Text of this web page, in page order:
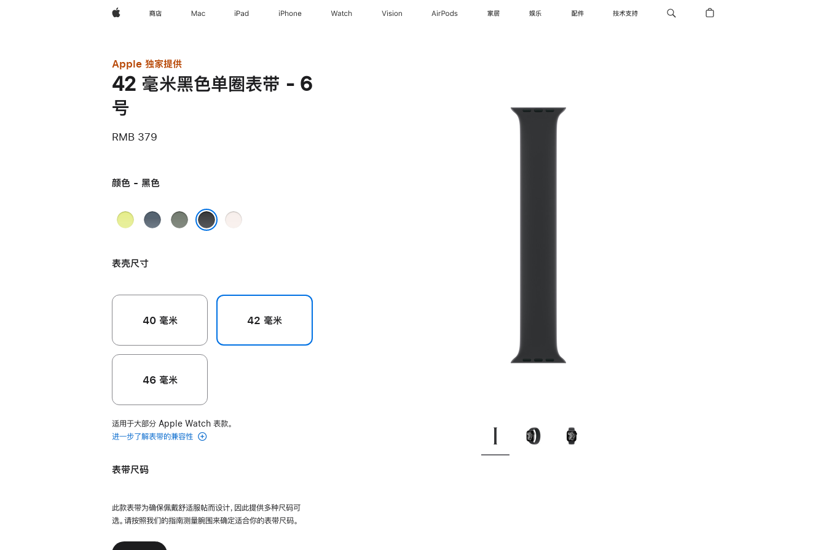
Apple 商店 Mac iPad iPhone Watch Vision AirPods 家居 娱乐 配件 技术支持
Apple 独家提供
42 毫米黑色单圈表带 - 6
号
RMB 379
颜色 - 黑色
霓
色
铁
色
灰
淡
表壳尺寸
40 毫米 42 毫米
46 毫米
适用于大部分 Apple Watch 表款。
进一步了解表带的兼容性
表带尺码
此款表带为确保佩戴舒适服帖而设计，因此提供多种尺码可
选。请按照我们的指南测量腕围来确定适合你的表带尺码。